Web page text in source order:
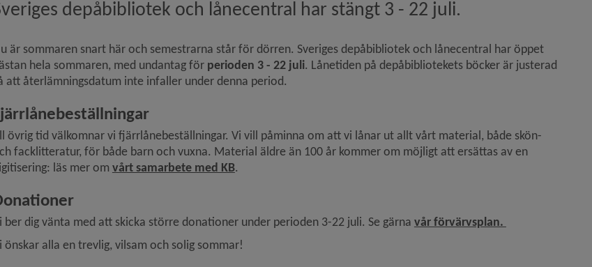
av kris)
Biblioteksdatabasen!)
i Dalarna)
med CREW – webbinarium)
minuter om oss – se vår nya film!)
av riktlinjerna)
depåbibliotek och lånecentral har stängt 3 - 22 juli.
är sommaren snart här och semestrarna står för dörren. Sveriges depåbibliotek och lånecentral har öppet
hela sommaren, med undantag för perioden 3 - 22 juli. Lånetiden på depåbibliotekets böcker är justerad
att återlämningsdatum inte infaller under denna period.
övrig tid välkomnar vi fjärrlånebeställningar. Vi vill påminna om att vi lånar ut allt vårt material, både skön-
facklitteratur, för både barn och vuxna. Material äldre än 100 år kommer om möjligt att ersättas av en
läs mer om vårt samarbete med KBLänk till annan webbplats, öppnas i nytt fönster.
.
ber dig vänta med att skicka större donationer under perioden 3-22 juli. Se gärna vår förvärvsplan.
önskar alla en trevlig, vilsam och solig sommar!